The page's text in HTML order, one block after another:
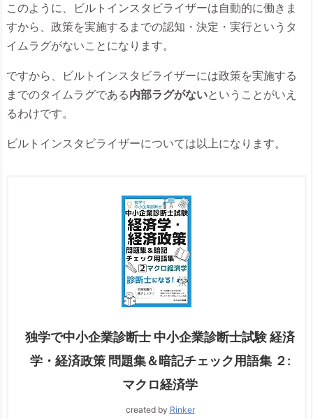
このように、ビルトインスタビライザーは自動的に働きま
すから、政策を実施するまでの認知・決定・実行というタ
イムラグがないことになります。
ですから、ビルトインスタビライザーには政策を実施する
までのタイムラグである内部ラグがないということがいえ
るわけです。
ビルトインスタビライザーについては以上になります。
独学で中小企業診断士 中小企業診断士試験 経済
学・経済政策 問題集＆暗記チェック用語集 ２:
マクロ経済学
created by Rinker